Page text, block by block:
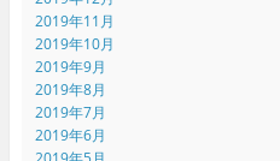
2019年11月
2019年10月
2019年9月
2019年8月
2019年7月
2019年6月